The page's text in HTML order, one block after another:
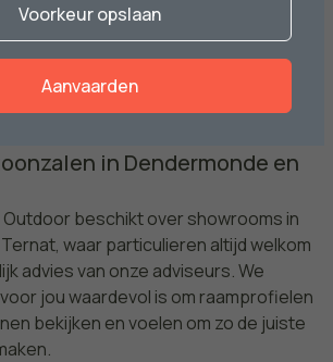
in Dendermonde en
Outdoor beschikt over showrooms in
waar particulieren altijd welkom
advies van onze adviseurs. We
jou waardevol is om raamprofielen
bekijken en voelen om zo de juiste
Voorkeur opslaan
Aanvaarden